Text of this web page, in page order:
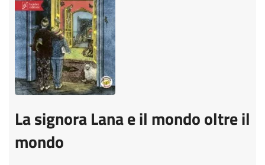
La signora Lana e il mondo oltre il
mondo